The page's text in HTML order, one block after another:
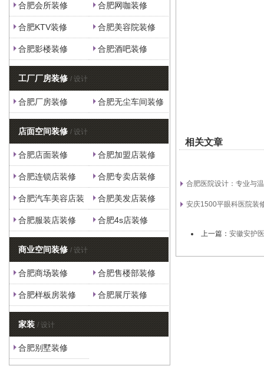
合肥会所装修 合肥网咖装修
合肥KTV装修 合肥美容院装修
合肥影楼装修 合肥酒吧装修
工厂厂房装修 / 设计
合肥厂房装修 合肥无尘车间装修
店面空间装修 / 设计
合肥店面装修 合肥加盟店装修
合肥连锁店装修 合肥专卖店装修
合肥汽车美容店装
修
合肥美发店装修
合肥服装店装修 合肥4s店装修
商业空间装修 / 设计
合肥商场装修 合肥售楼部装修
合肥样板房装修 合肥展厅装修
家装 / 设计
合肥别墅装修
相关文章
合肥医院设计：专业
安庆1500平眼科医院装
上一篇： 安徽安护